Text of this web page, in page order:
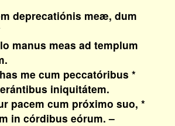
deprecatiónis meæ, dum
meas ad templum
me cum peccatóribus *
iniquitátem.
pacem cum próximo suo, *
in córdibus eórum. –